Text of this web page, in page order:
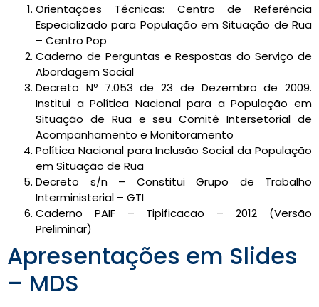
Orientações Técnicas: Centro de Referência
Especializado para População em Situação de Rua
– Centro Pop
Caderno de Perguntas e Respostas do Serviço de
Abordagem Social
Decreto Nº 7.053 de 23 de Dezembro de 2009.
Institui a Política Nacional para a População em
Situação de Rua e seu Comitê Intersetorial de
Acompanhamento e Monitoramento
Política Nacional para Inclusão Social da População
em Situação de Rua
Decreto s/n – Constitui Grupo de Trabalho
Interministerial – GTI
Caderno PAIF – Tipificacao – 2012 (Versão
Preliminar)
Apresentações em Slides
– MDS